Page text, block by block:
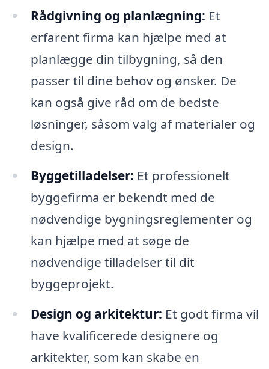
Rådgivning og planlægning: Et
erfarent firma kan hjælpe med at
planlægge din tilbygning, så den
passer til dine behov og ønsker. De
kan også give råd om de bedste
løsninger, såsom valg af materialer og
design.
Byggetilladelser: Et professionelt
byggefirma er bekendt med de
nødvendige bygningsreglementer og
kan hjælpe med at søge de
nødvendige tilladelser til dit
byggeprojekt.
Design og arkitektur: Et godt firma vil
have kvalificerede designere og
arkitekter, som kan skabe en